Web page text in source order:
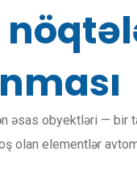
əsas obyektləri — bir
olan elementlər